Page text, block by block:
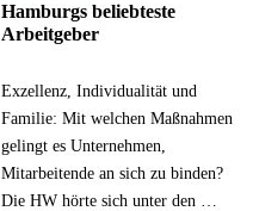
Hamburgs beliebteste
Arbeitgeber
Exzellenz, Individualität und
Familie: Mit welchen Maßnahmen
gelingt es Unternehmen,
Mitarbeitende an sich zu binden?
Die HW hörte sich unter den …